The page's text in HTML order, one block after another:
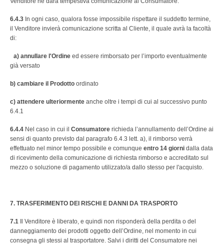
6.4.3 In ogni caso, qualora fosse impossibile rispettare il suddetto termine,
il Venditore invierà comunicazione scritta al Cliente, il quale avrà la facoltà
di:
a) annullare l'Ordine ed essere rimborsato per l’importo eventualmente
già versato
b) cambiare il Prodotto ordinato
c) attendere ulteriormente anche oltre i tempi di cui al successivo punto
6.4.1
6.4.4 Nel caso in cui il Consumatore richieda l’annullamento dell’Ordine ai
sensi di quanto previsto dal paragrafo 6.4.3 lett. a), il rimborso verrà
effettuato nel minor tempo possibile e comunque entro 14 giorni dalla data
di ricevimento della comunicazione di richiesta rimborso e accreditato sul
mezzo o soluzione di pagamento utilizzato/a dallo stesso per l'acquisto.
7. TRASFERIMENTO DEI RISCHI E DANNI DA TRASPORTO
7.1 Il Venditore è liberato, e quindi non risponderà della perdita o del
danneggiamento dei prodotti oggetto dell’Ordine, nel momento in cui
consegna gli stessi al trasportatore. Salvi i diritti del Consumatore nei